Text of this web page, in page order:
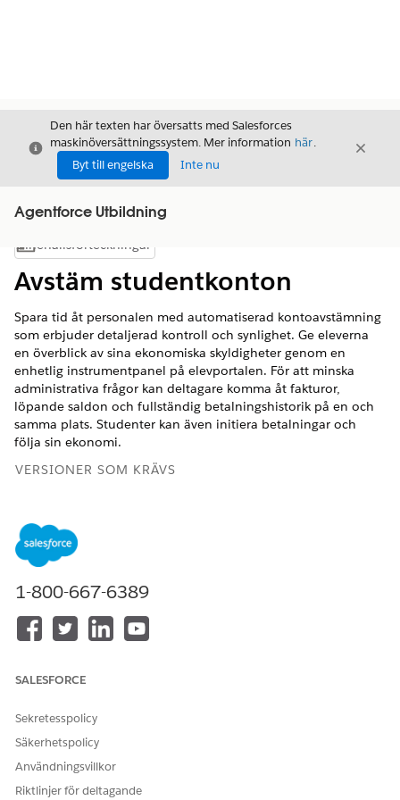
Stäng
Den här texten har översatts med Salesforces
maskinöversättningssystem. Mer information här.
Byt till engelska
Inte nu
Stäng
Agentforce Utbildning
Visa innehållsförteckning
Innehållsförteckningar
Avstäm studentkonton
Spara tid åt personalen med automatiserad kontoavstämning
som erbjuder detaljerad kontroll och synlighet. Ge eleverna
en överblick av sina ekonomiska skyldigheter genom en
enhetlig instrumentpanel på elevportalen. För att minska
administrativa frågor kan deltagare komma åt fakturor,
löpande saldon och fullständig betalningshistorik på en och
samma plats. Studenter kan även initiera betalningar och
följa sin ekonomi.
VERSIONER SOM KRÄVS
Tillgängliga i:
Developer
ANVÄNDARBEHÖRIGHETER SOM KRÄVS
För att stämma av konton:
Här är de viktigaste faserna för att stämma av studentkonton:
Order att fakturera: Fasen för intäktsredovisning.
behandlingsobjekt för att skapa fakturor som passar
din ekonomiska modell. Se
behandlingar och behandlingsobjekt
1-800-667-6389
SALESFORCE
Sekretesspolicy
Säkerhetspolicy
Användningsvillkor
Riktlinjer för deltagande